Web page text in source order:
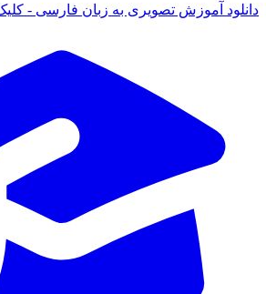
آموزش تصویری به زبان فارسی - کلیک کنید